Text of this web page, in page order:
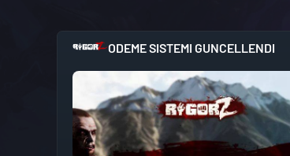
ODEME SISTEMI GUNCELLENDI